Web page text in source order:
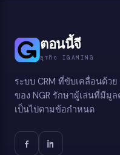
ตอนนี้จี
ธุรกิจ IGAMING
ระบบ CRM ที่ขับเคลื่อนด้ว
ของ NGR รักษาผู้เล่นที่มีมู
เป็นไปตามข้อกำหนด